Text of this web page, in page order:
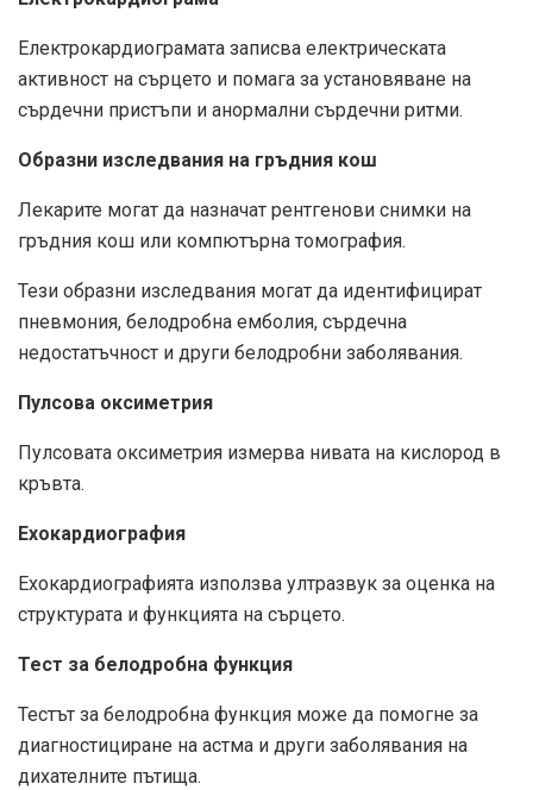
Електрокардиограмата записва електрическата
активност на сърцето и помага за установяване на
сърдечни пристъпи и анормални сърдечни ритми.
Образни изследвания на гръдния кош
Лекарите могат да назначат рентгенови снимки на
гръдния кош или компютърна томография.
Тези образни изследвания могат да идентифицират
пневмония, белодробна емболия, сърдечна
недостатъчност и други белодробни заболявания.
Пулсова оксиметрия
Пулсовата оксиметрия измерва нивата на кислород в
кръвта.
Ехокардиография
Ехокардиографията използва ултразвук за оценка на
структурата и функцията на сърцето.
Тест за белодробна функция
Тестът за белодробна функция може да помогне за
диагностициране на астма и други заболявания на
дихателните пътища.